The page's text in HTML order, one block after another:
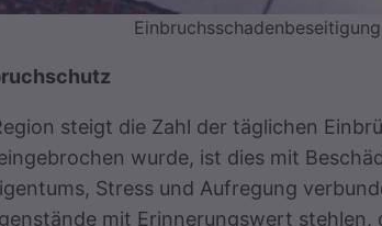
steigt die Zahl der täglichen
wurde, ist dies mit
Stress und Aufregung
mit Erinnerungswert